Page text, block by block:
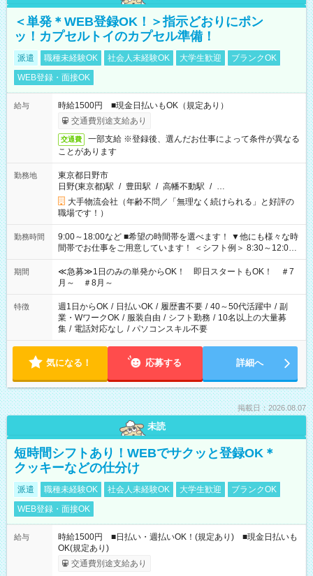
＜単発＊WEB登録OK！＞指示どおりにポン
ッ！カプセルトイのカプセル準備！
派遣 職種未経験OK 社会人未経験OK 大学生歓迎
ブランクOK
WEB登録・面接OK
給与
時給1500円 ■現金日払いもOK（規定あり）
交通費別途支給あり
交通費
一部支給 ※登録後、選んだお仕事によって条件が異なる
ことがあります
勤務地
東京都日野市
日野(東京都)駅 / 豊田駅 / 高幡不動駅 / …
大手物流会社（年齢不問／「無理なく続けられる」と好評の
職場です！）
勤務時間
9:00～18:00など ■希望の時間帯を選べます！ ▼他にも様々な時
間帯でお仕事をご用意しています！ ＜シフト例＞ 8:30～12:00
17:00～22:00 13:00～22:00 22:00～翌6:00 など
期間
≪急募≫1日のみの単発からOK！ 即日スタートもOK！ ＃7
月～ ＃8月～
特徴 週1日からOK / 日払いOK / 履歴書不要 / 40～50代活躍中 / 副
業・WワークOK / 服装自由 / シフト勤務 / 10名以上の大量募
集 / 電話対応なし / パソコンスキル不要
気になる！ 応募する 詳細へ
掲載日：2026.08.07
未読
短時間シフトあり！WEBでサクッと登録OK＊
クッキーなどの仕分け
派遣 職種未経験OK 社会人未経験OK 大学生歓迎
ブランクOK
WEB登録・面接OK
給与
時給1500円 ■日払い・週払いOK！(規定あり) ■現金日払いも
OK(規定あり)
交通費別途支給あり